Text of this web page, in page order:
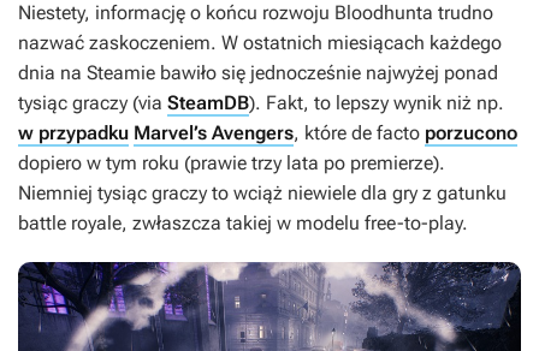
Niestety, informację o końcu rozwoju Bloodhunta trudno
nazwać zaskoczeniem. W ostatnich miesiącach każdego
dnia na Steamie bawiło się jednocześnie najwyżej ponad
tysiąc graczy (via SteamDB). Fakt, to lepszy wynik niż np.
w przypadku Marvel’s Avengers, które de facto porzucono
dopiero w tym roku (prawie trzy lata po premierze).
Niemniej tysiąc graczy to wciąż niewiele dla gry z gatunku
battle royale, zwłaszcza takiej w modelu free-to-play.